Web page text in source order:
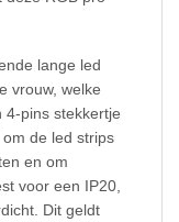
lange led
vrouw, welke
4-pins stekkertje
de led strips
en om
voor een IP20,
Dit geldt